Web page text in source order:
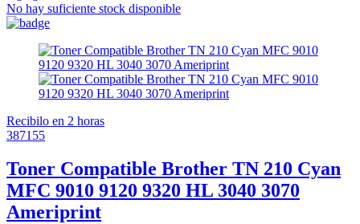
No hay suficiente stock disponible
Recibilo en 2 horas
387155
Toner Compatible Brother TN 210 Cyan
MFC 9010 9120 9320 HL 3040 3070
Ameriprint